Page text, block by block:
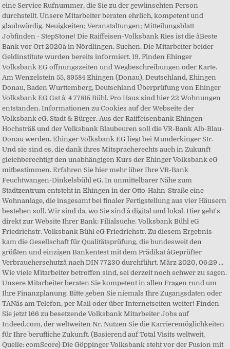
eine Service Rufnummer, die Sie zu der gewünschten Person
durchstellt. Unsere Mitarbeiter beraten ehrlich, kompetent und
glaubwürdig. Neuigkeiten; Veranstaltungen; Mitteilungsblatt
Jobfinden - StepStone! Die Raiffeisen-Volksbank Ries ist die âBeste
Bank vor Ort 2020â in Nördlingen. Suchen. Die Mitarbeiter beider
Geldinstitute wurden bereits informiert. 19. Finden Ehinger
Volksbank EG offnungszeiten und Wegbeschreibungen oder Karte.
Am Wenzelstein 55, 89584 Ehingen (Donau), Deutschland, Ehingen
Donau, Baden Wurttemberg, Deutschland Überprüfung von Ehinger
Volksbank EG Gst â¦ 4 77815 Bühl. Pro Haus sind hier 22 Wohnungen
entstanden. Informationen zu Cookies auf der Webseite der
Volksbank eG. Stadt & Bürger. Aus der Raiffeisenbank Ehingen-
Hochsträß und der Volksbank Blaubeuren soll die VR-Bank Alb-Blau-
Donau werden. Ehinger Volksbank EG liegt bei Munderkinger Str.
Und sie sind es, die dank ihres Mitspracherechts auch in Zukunft
gleichberechtigt den unabhängigen Kurs der Ehinger Volksbank eG
mitbestimmen. Erfahren Sie hier mehr über Ihre VR-Bank
Feuchtwangen-Dinkelsbühl eG. In unmittelbarer Nähe zum
Stadtzentrum entsteht in Ehingen in der Otto-Hahn-Straße eine
Wohnanlage, die insgesamt bei finaler Fertigstellung aus vier Häusern
bestehen soll. Wir sind da, wo Sie sind â digital und lokal. Hier geht's
direkt zur Website Ihrer Bank: Filialsuche. Volksbank Bühl eG
Friedrichstr. Volksbank Bühl eG Friedrichstr. Zu diesem Ergebnis
kam die Gesellschaft für Qualitätsprüfung, die bundesweit den
größten und einzigen Bankentest mit dem Prädikat âGeprüfter
Verbraucherschutzâ nach DIN 77230 durchführt. März 2020, 06:29 ...
Wie viele Mitarbeiter betroffen sind, sei derzeit noch schwer zu sagen.
Unsere Mitarbeiter beraten Sie kompetent in allen Fragen rund um
Ihre Finanzplanung. Bitte geben Sie niemals Ihre Zugangsdaten oder
TANâs am Telefon, per Mail oder über Internetseiten weiter! Finden
Sie jetzt 166 zu besetzende Volksbank Mitarbeiter Jobs auf
Indeed.com, der weltweiten Nr. Nutzen Sie die Karrieremöglichkeiten
für Ihre berufliche Zukunft. (Basierend auf Total Visits weltweit,
Quelle: comScore) Die Göppinger Volksbank steht vor der Fusion mit